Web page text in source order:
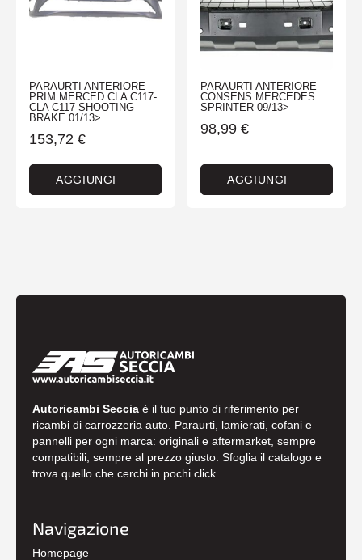
PARAURTI ANTERIORE
PRIM MERCED CLA C117-
CLA C117 SHOOTING
BRAKE 01/13>
153,72 €
AGGIUNGI
PARAURTI ANTERIORE
CONSENS MERCEDES
SPRINTER 09/13>
98,99 €
AGGIUNGI
Autoricambi Seccia è il tuo punto di riferimento per
ricambi di carrozzeria auto. Paraurti, lamierati, cofani e
pannelli per ogni marca: originali e aftermarket, sempre
compatibili, sempre al prezzo giusto. Sfoglia il catalogo e
trova quello che cerchi in pochi click.
Navigazione
Homepage